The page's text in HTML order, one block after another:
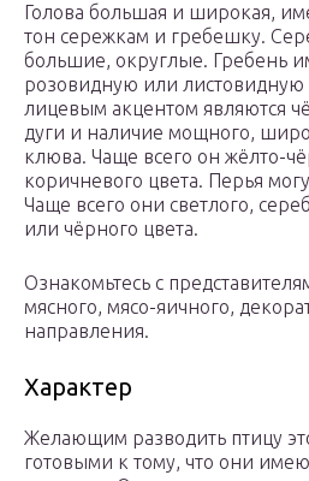
Голова большая и широкая,
тон сережкам и гребешку.
большие, округлые. Гребень
розовидную или
лицевым акцентом являются
дуги и наличие мощного,
клюва. Чаще всего он жёлто-
коричневого цвета. Перья
Чаще всего они светлого,
или чёрного цвета.
Ознакомьтесь с
мясного, мясо-яичного,
направления.
Характер
Желающим разводить птицу
готовыми к тому, что они